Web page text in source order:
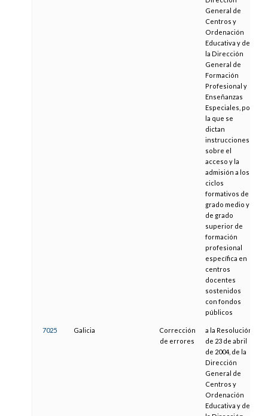
General de
Centros y
Ordenación
Educativa y de
la Dirección
General de
Formación
Profesional y
Enseñanzas
Especiales, por
la que se
dictan
instrucciones
sobre el
acceso y la
admisión a los
ciclos
formativos de
grado medio y
de grado
superior de
formación
profesional
específica en
centros
docentes
sostenidos
con fondos
públicos
7025 Galicia
Corrección
de errores
a la Resolución
de 23 de abril
de 2004, de la
Dirección
General de
Centros y
Ordenación
Educativa y de